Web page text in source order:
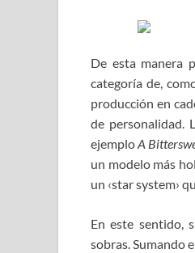
De esta manera
categoría de,
producción en
de personalidad.
ejemploA
un modelo más
un ‹star system›
En este sentido,
sobras. Sumando